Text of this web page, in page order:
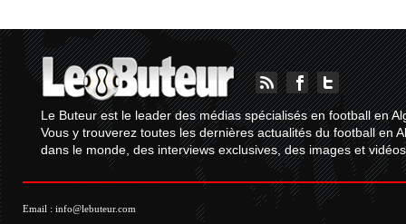
Le Buteur est le leader des médias spécialisés en football en
Vous y trouverez toutes les dernières actualités du football en
dans le monde, des interviews exclusives, des images et
Email : info@lebuteur.com